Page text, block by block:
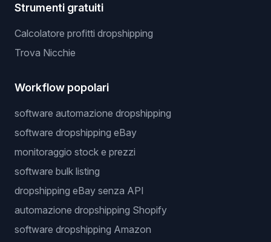
Strumenti gratuiti
Calcolatore profitti dropshipping
Trova Nicchie
Workflow popolari
software automazione dropshipping
software dropshipping eBay
monitoraggio stock e prezzi
software bulk listing
dropshipping eBay senza API
automazione dropshipping Shopify
software dropshipping Amazon